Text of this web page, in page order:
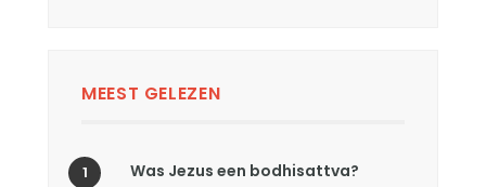
MEEST GELEZEN
Was Jezus een bodhisattva?